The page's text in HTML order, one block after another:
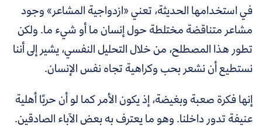
في استخدامها الحديثة، تعني «ازدواجية المشاعر» وجود
مشاعر متناقضة مختلطة حول إنسان ما أو شيء ما. ولكن
تطور هذا المصطلح، من خلال التحليل النفسي، يشير إلى أننا
نستطيع أن نشعر بحب وكراهية تجاه نفس الإنسان.
إنها فكرة صعبة وبغيضة، إذ يكون الأمر كما لو أن حربًا أهلية
عنيفة تدور داخلنا. وهو ما يعترف به بعض الآباء الصادقين.